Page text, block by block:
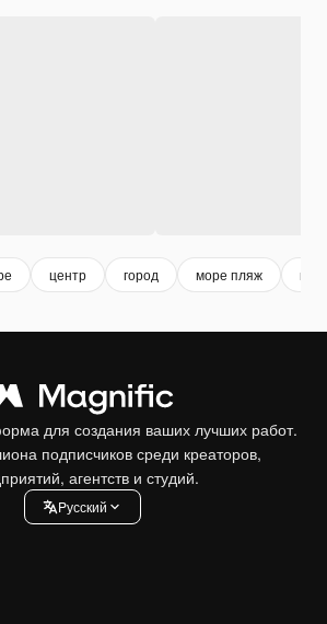
центр город море пляж
для создания ваших лучших работ.
подписчиков среди креаторов,
агентств и студий.
Pусский